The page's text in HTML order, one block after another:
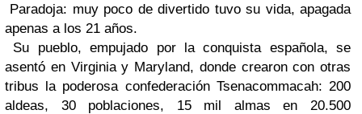
Paradoja: muy poco de divertido tuvo su vida, apagada
apenas a los 21 años.
Su pueblo, empujado por la conquista española, se
asentó en Virginia y Maryland, donde crearon con otras
tribus la poderosa confederación Tsenacommacah: 200
aldeas, 30 poblaciones, 15 mil almas en 20.500